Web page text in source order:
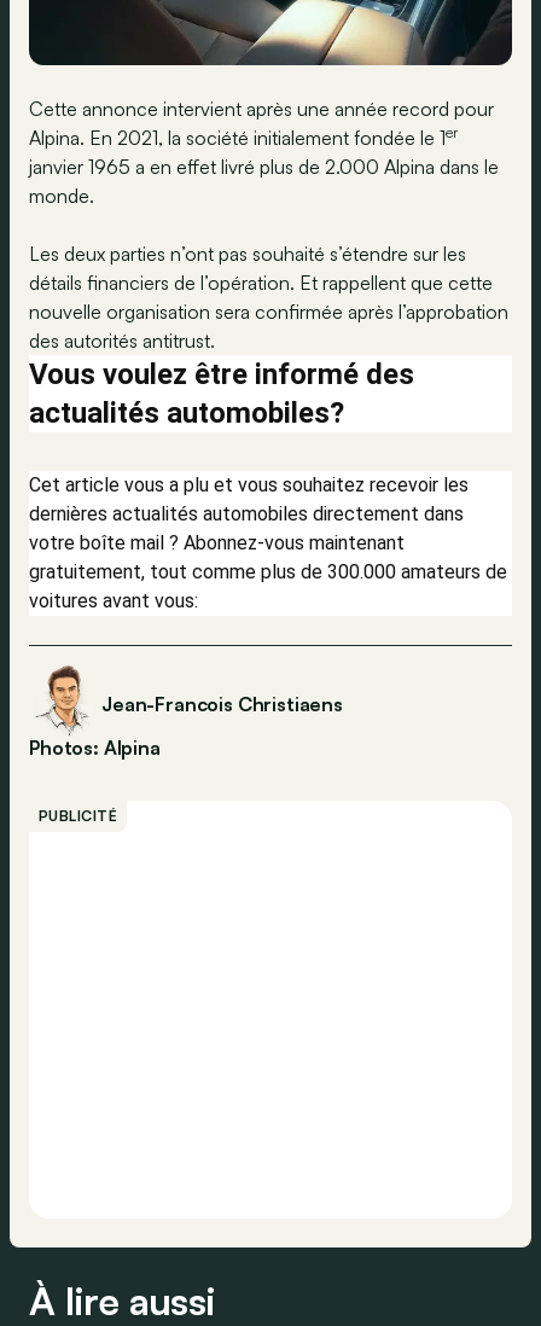
Cette annonce intervient après une année record pour
Alpina. En 2021, la société initialement fondée le 1er
janvier 1965 a en effet livré plus de 2.000 Alpina dans le
monde.
Les deux parties n’ont pas souhaité s’étendre sur les
détails financiers de l’opération. Et rappellent que cette
nouvelle organisation sera confirmée après l’approbation
des autorités antitrust.
Vous voulez être informé des
actualités automobiles?
Cet article vous a plu et vous souhaitez recevoir les
dernières actualités automobiles directement dans
votre boîte mail ? Abonnez-vous maintenant
gratuitement, tout comme plus de 300.000 amateurs de
voitures avant vous:
Jean-Francois Christiaens
Photos: Alpina
PUBLICITÉ
À lire aussi